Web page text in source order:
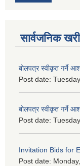
सार्वजनिक
बोलपत्र स्वीकृत गर्ने
Post date:
बोलपत्र स्वीकृत गर्ने
Post date:
Invitation Bids for
Post date: